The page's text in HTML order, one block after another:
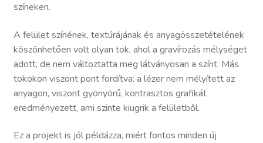
színeken.
A felület színének, textúrájának és anyagösszetételének
köszönhetően volt olyan tok, ahol a gravírozás mélységet
adott, de nem változtatta meg látványosan a színt. Más
tokokon viszont pont fordítva: a lézer nem mélyített az
anyagon, viszont gyönyörű, kontrasztos grafikát
eredményezett, ami szinte kiugrik a felületből.
Ez a projekt is jól példázza, miért fontos minden új